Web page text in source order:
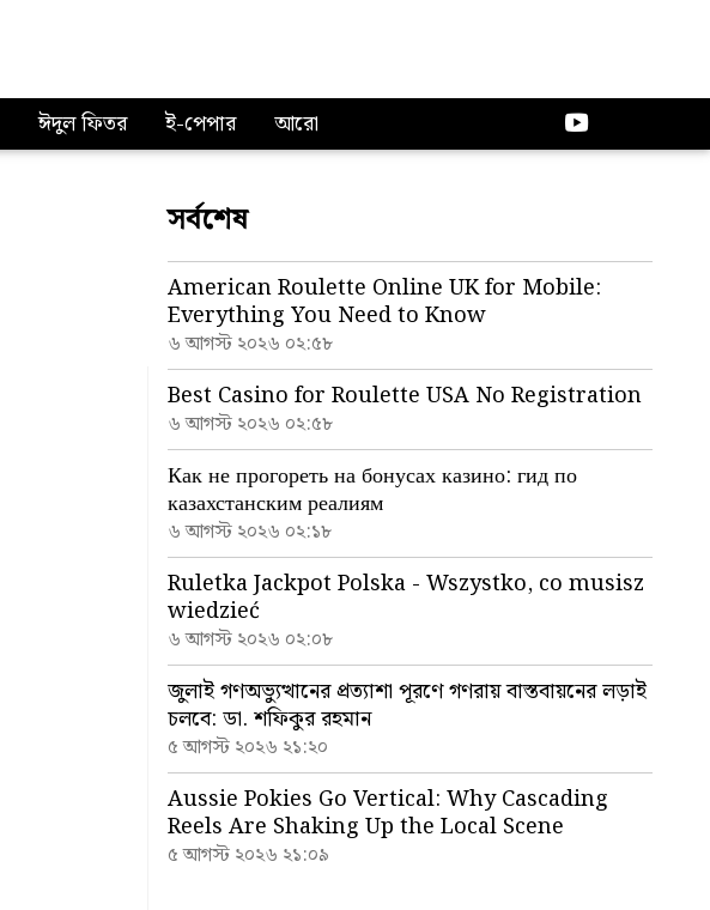
ঈদুল ফিতর ই-পেপার আরো
সর্বশেষ
American Roulette Online UK for Mobile:
Everything You Need to Know
৬ আগস্ট ২০২৬ ০২:৫৮
Best Casino for Roulette USA No Registration
৬ আগস্ট ২০২৬ ০২:৫৮
Как не прогореть на бонусах казино: гид по
казахстанским реалиям
৬ আগস্ট ২০২৬ ০২:১৮
Ruletka Jackpot Polska - Wszystko, co musisz
wiedzieć
৬ আগস্ট ২০২৬ ০২:০৮
জুলাই গণঅভ্যুত্থানের প্রত্যাশা পূরণে গণরায় বাস্তবায়নের লড়াই
চলবে: ডা. শফিকুর রহমান
৫ আগস্ট ২০২৬ ২১:২০
Aussie Pokies Go Vertical: Why Cascading
Reels Are Shaking Up the Local Scene
৫ আগস্ট ২০২৬ ২১:০৯